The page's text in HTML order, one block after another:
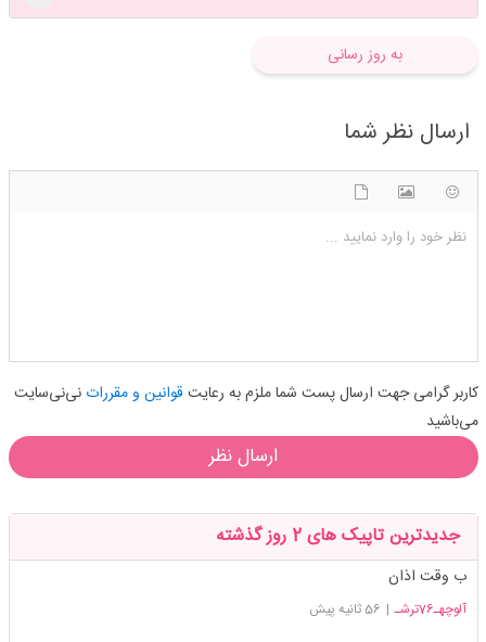
به روز رسانی
ارسال نظر شما
نظر خود را وارد نمایید ...
کاربر گرامی جهت ارسال پست شما ملزم به رعایت قوانین و مقرراتنی‌نی‌سایت
می‌باشید
ارسال نظر
جدیدترین تاپیک های 2 روز گذشته
ب وقت اذان
آلوچهـ76ترشـ | 56 ثانیه پیش